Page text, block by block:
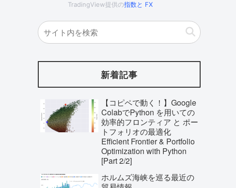
TradingView提供の指数と FX
新着記事
【コピペで動く！】Google
ColabでPython を用いての
効率的フロンティア と ポー
トフォリオの最適化
Efficient Frontier & Portfolio
Optimization with Python
[Part 2/2]
ホルムズ海峡を巡る最近の